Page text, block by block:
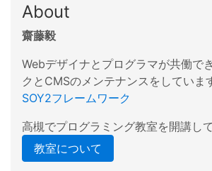
About
齋藤毅
Webデザイナとプログラマが共働で
クとCMSのメンテナンスをしていま
SOY2フレームワーク
高槻でプログラミング教室を開講して
教室について